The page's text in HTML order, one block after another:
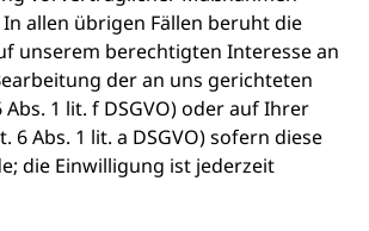
allen übrigen Fällen beruht die
unserem berechtigten Interesse an
der an uns gerichteten
1 lit. f DSGVO) oder auf Ihrer
6 Abs. 1 lit. a DSGVO) sofern diese
die Einwilligung ist jederzeit